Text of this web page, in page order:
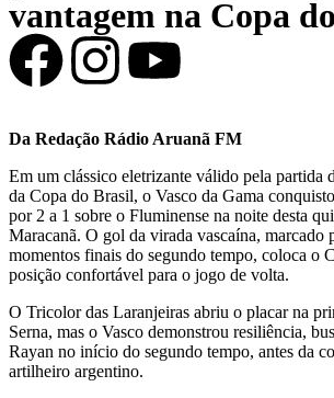
vantagem na Copa
Da Redação Rádio Aruanã FM
Em um clássico eletrizante válido pela partida
da Copa do Brasil, o Vasco da Gama
por 2 a 1 sobre o Fluminense na noite desta
Maracanã. O gol da virada vascaína, marcado
momentos finais do segundo tempo, coloca o
posição confortável para o jogo de volta.
O Tricolor das Laranjeiras abriu o placar na
Serna, mas o Vasco demonstrou resiliência,
Rayan no início do segundo tempo, antes da
artilheiro argentino.